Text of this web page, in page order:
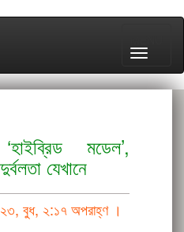
মডেল’,
যেখানে
বুধ, ২:১৭ অপরাহ্ণ ।